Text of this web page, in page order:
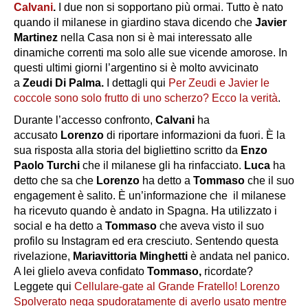
Calvani.
I due non si sopportano più ormai. Tutto è nato
quando il milanese in giardino stava dicendo che Javier
Martinez nella Casa non si è mai interessato alle
dinamiche correnti ma solo alle sue vicende amorose. In
questi ultimi giorni l’argentino si è molto avvicinato
a Zeudi Di Palma. I dettagli qui Per Zeudi e Javier le
coccole sono solo frutto di uno scherzo? Ecco la verità.
Durante l’accesso confronto, Calvani ha
accusato Lorenzo di riportare informazioni da fuori. È la
sua risposta alla storia del bigliettino scritto da Enzo
Paolo Turchi che il milanese gli ha rinfacciato. Luca ha
detto che sa che Lorenzo ha detto a Tommaso che il suo
engagement è salito. È un’informazione che il milanese
ha ricevuto quando è andato in Spagna. Ha utilizzato i
social e ha detto a Tommaso che aveva visto il suo
profilo su Instagram ed era cresciuto. Sentendo questa
rivelazione, Mariavittoria Minghetti è andata nel panico.
A lei glielo aveva confidato Tommaso, ricordate?
Leggete qui Cellulare-gate al Grande Fratello! Lorenzo
Spolverato nega spudoratamente di averlo usato mentre